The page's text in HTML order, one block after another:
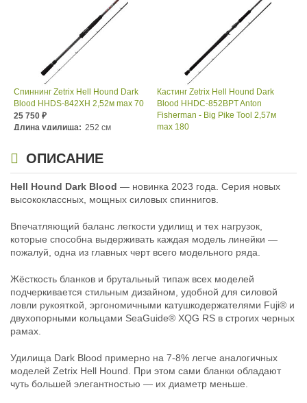
Спиннинг Zetrix Hell Hound Dark
Blood HHDS-842XH 2,52м max 70
25 750 ₽
Длина удилища: 252 см
Кастинг Zetrix Hell Hound Dark
Blood HHDC-852BPT Anton
Fisherman - Big Pike Tool 2,57м
max 180
Тип удилища:Кастинговое
Кастинг Zetrix Hell Hound Dark
Blood HHDC-862BPT Anton
Fisherman - Big Pike Tool 2,59м
30 950
Длина удилища: 259 см
Тест, г: max 240
Тип удилища: Кастинговое
Спиннинг Zetrix Hell Hound Dark
Blood HHDS-792HH 2,36м max 70
Тест, г:
Тип удилища:
Спиннинговое
ОПИСАНИЕ
Hell Hound Dark Blood — новинка 2023 года. Серия новых
высококлассных, мощных силовых спиннигов.
Впечатляющий баланс легкости удилищ и тех нагрузок,
которые способна выдерживать каждая модель линейки —
пожалуй, одна из главных черт всего модельного ряда.
Жёсткость бланков и брутальный типаж всех моделей
подчеркивается стильным дизайном, удобной для силовой
ловли рукояткой, эргономичными катушкодержателями Fuji® и
двухопорными кольцами SeaGuide® XQG RS в строгих черных
рамах.
Удилища Dark Blood примерно на 7-8% легче аналогичных
моделей Zetrix Hell Hound. При этом сами бланки обладают
чуть большей элегантностью — их диаметр меньше.